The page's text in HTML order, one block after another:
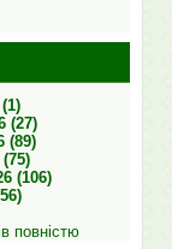
(27)
(89)
(106)
повністю